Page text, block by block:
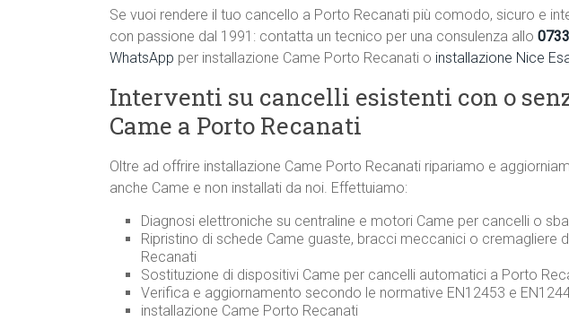
Se vuoi rendere il tuo cancello a Porto Recanati più comodo, sicuro e
con passione dal 1991: contatta un tecnico per una consulenza allo
WhatsApp per installazione Came Porto Recanati o installazione Nice
Interventi su cancelli esistenti con o
Came a Porto Recanati
Oltre ad offrire installazione Came Porto Recanati ripariamo e
anche Came e non installati da noi. Effettuiamo:
Diagnosi elettroniche su centraline e motori Came per cancelli o
Ripristino di schede Came guaste, bracci meccanici o cremagliere
Recanati
Sostituzione di dispositivi Came per cancelli automatici a Porto
Verifica e aggiornamento secondo le normative EN12453 e
installazione Came Porto Recanati